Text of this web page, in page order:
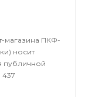
магазина ПКФ-
носит
публичной